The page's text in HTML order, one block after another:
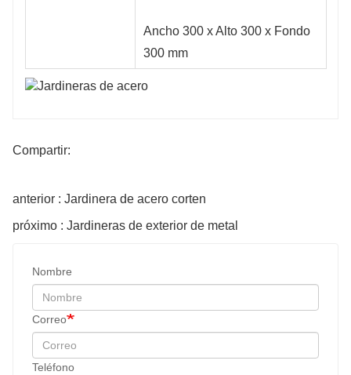
Ancho 300 x Alto 300 x Fondo
300 mm
Compartir:
anterior : Jardinera de acero corten
próximo : Jardineras de exterior de metal
Nombre
Correo
Teléfono